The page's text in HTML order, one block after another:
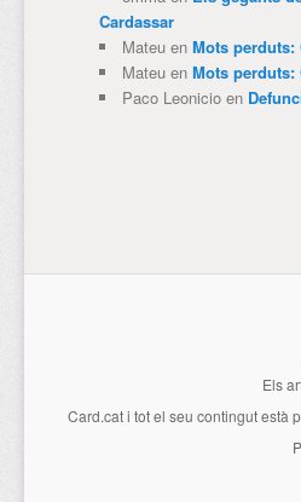
Cardassar
Mateuen Mots perduts:
Mateuen Mots perduts:
Paco Leonicioen
Els
Card.cati tot el seu contingut està